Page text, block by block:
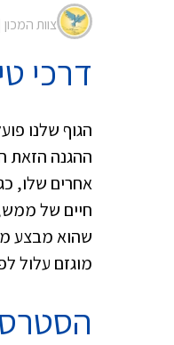
צוות המכון |
דרכי
הגוף שלנו
ההגנה הזאת
אחרים שלו,
חיים של
שהוא מבצע
מוגזם עלול
הסטרס